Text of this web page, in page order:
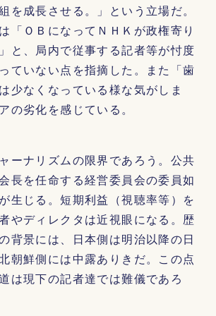
を成長させる。」という立場だ。
「ＯＢになってＮＨＫが政権寄り
と、局内で従事する記者等が忖度
ていない点を指摘した。また「歯
少なくなっている様な気がしま
の劣化を感じている。
ーナリズムの限界であろう。公共
長を任命する経営委員会の委員如
生じる。短期利益（視聴率等）を
やディレクタは近視眼になる。歴
背景には、日本側は明治以降の日
朝鮮側には中露ありきだ。この点
は現下の記者達では難儀であろ